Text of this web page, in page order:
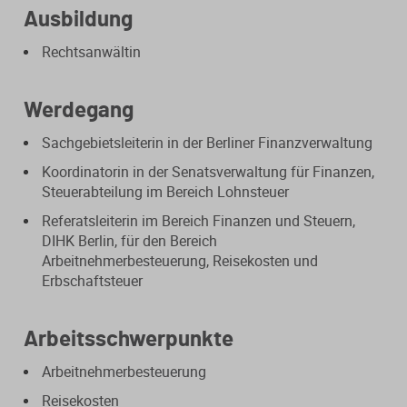
Steuerberatungsverträge
Fahrtenbücher
Fachwissen
Fundierte Informationen und
Fachinhalte rund um Steuerrecht und
Kanzleipraxis.
Checklisten
Seminar-Pakete
Quer- und Wiedereinstieg
Webinare
Live-Onlineveranstaltungen mit
Interaktion und nachträglichem
Zugriff auf Aufzeichnungen.
Aufzeichnungen
Einkommensteuererklärung
Steuern
Einkommensteuer
Erbschaftsteuer / Schenkungsteuer
Gewerbesteuer
Lohnsteuer
Umsatzsteuer
Ausbildung
Rechtsanwältin
Werdegang
Sachgebietsleiterin in der Berliner Finanzverwaltung
Koordinatorin in der Senatsverwaltung für Finanzen,
Steuerabteilung im Bereich Lohnsteuer
Referatsleiterin im Bereich Finanzen und Steuern,
DIHK Berlin, für den Bereich
Arbeitnehmerbesteuerung, Reisekosten und
Erbschaftsteuer
Arbeitsschwerpunkte
Arbeitnehmerbesteuerung
Reisekosten